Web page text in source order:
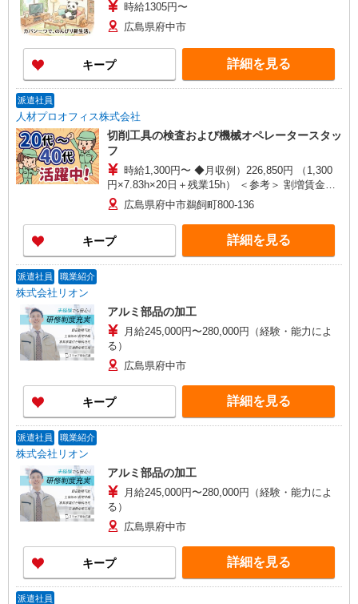
時給1305円〜
広島県府中市
キープ 詳細を見る
派遣社員
人材プロオフィス株式会社
切削工具の検査および機械オペレータースタッ
フ
時給1,300円〜 ◆月収例）226,850円 （1,300
円×7.83h×20日＋残業15h） ＜参考＞ 割増賃金
（時給＋割増） ・残業時：1,625円
広島県府中市鵜飼町800-136
キープ 詳細を見る
派遣社員 職業紹介
株式会社リオン
アルミ部品の加工
月給245,000円〜280,000円（経験・能力によ
る）
広島県府中市
キープ 詳細を見る
派遣社員 職業紹介
株式会社リオン
アルミ部品の加工
月給245,000円〜280,000円（経験・能力によ
る）
広島県府中市
キープ 詳細を見る
派遣社員